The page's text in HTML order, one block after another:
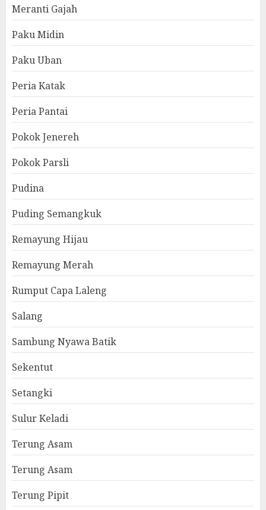
Meranti Gajah
Paku Midin
Paku Uban
Peria Katak
Peria Pantai
Pokok Jenereh
Pokok Parsli
Pudina
Puding Semangkuk
Remayung Hijau
Remayung Merah
Rumput Capa Laleng
Salang
Sambung Nyawa Batik
Sekentut
Setangki
Sulur Keladi
Terung Asam
Terung Asam
Terung Pipit